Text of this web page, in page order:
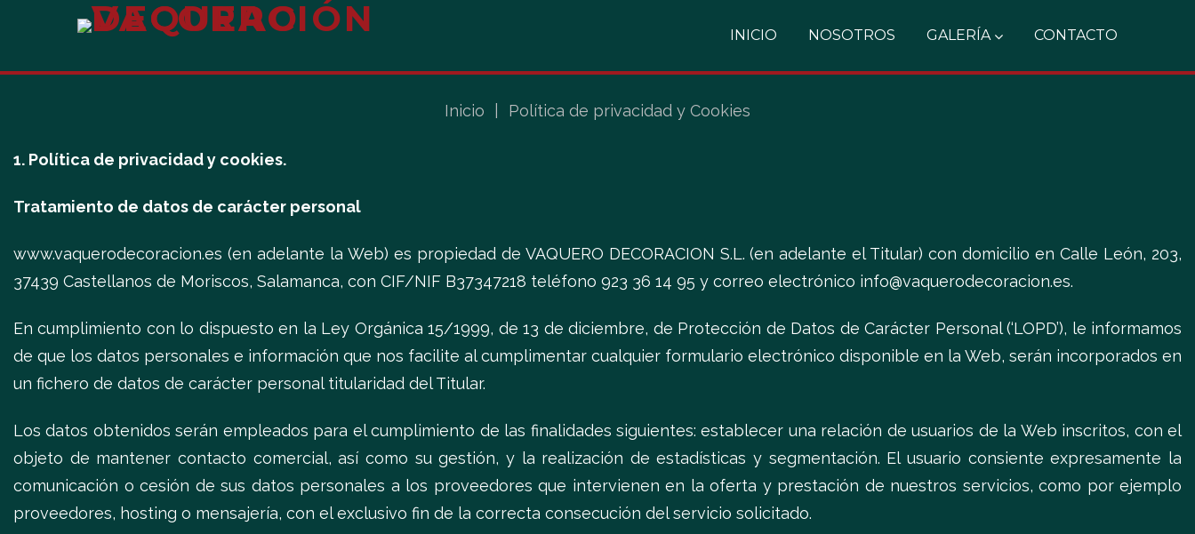
INICIO NOSOTROS GALERÍA CONTACTO
Inicio Política de privacidad y Cookies
1. Política de privacidad y cookies.
Tratamiento de datos de carácter personal
www.vaquerodecoracion.es (en adelante la Web) es propiedad de VAQUERO DECORACION S.L. (en adelante el Titular) con domicilio en Calle León, 203,
37439 Castellanos de Moriscos, Salamanca, con CIF/NIF B37347218 teléfono 923 36 14 95 y correo electrónico info@vaquerodecoracion.es.
En cumplimiento con lo dispuesto en la Ley Orgánica 15/1999, de 13 de diciembre, de Protección de Datos de Carácter Personal (‘LOPD’), le informamos
de que los datos personales e información que nos facilite al cumplimentar cualquier formulario electrónico disponible en la Web, serán incorporados en
un fichero de datos de carácter personal titularidad del Titular.
Los datos obtenidos serán empleados para el cumplimiento de las finalidades siguientes: establecer una relación de usuarios de la Web inscritos, con el
objeto de mantener contacto comercial, así como su gestión, y la realización de estadísticas y segmentación. El usuario consiente expresamente la
comunicación o cesión de sus datos personales a los proveedores que intervienen en la oferta y prestación de nuestros servicios, como por ejemplo
proveedores, hosting o mensajería, con el exclusivo fin de la correcta consecución del servicio solicitado.